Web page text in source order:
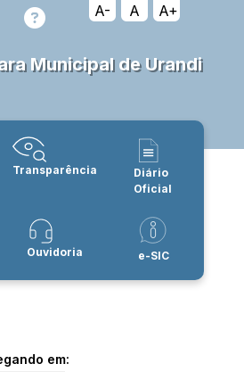
A- A A+
Municipal de Urandi
Transparência
Diário
Oficial
Ouvidoria e-SIC
em: